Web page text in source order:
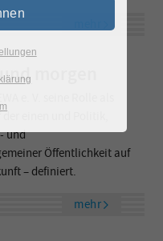
morgen
e. V. seine Rolle als
einen und Politik,
und
Öffentlichkeit auf
– definiert.
mehr